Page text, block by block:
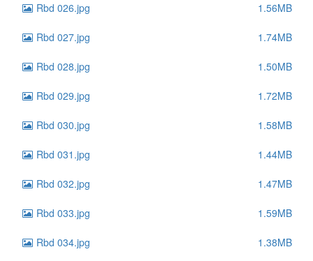
Rbd 026.jpg 1.56MB
Rbd 027.jpg 1.74MB
Rbd 028.jpg 1.50MB
Rbd 029.jpg 1.72MB
Rbd 030.jpg 1.58MB
Rbd 031.jpg 1.44MB
Rbd 032.jpg 1.47MB
Rbd 033.jpg 1.59MB
Rbd 034.jpg 1.38MB